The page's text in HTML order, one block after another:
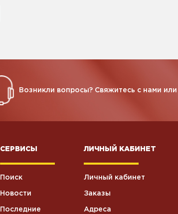
Возникли вопросы? Свяжитесь с нами
СЕРВИСЫ
Поиск
Новости
Последние
ЛИЧНЫЙ КАБИНЕТ
Личный кабинет
Заказы
Адреса